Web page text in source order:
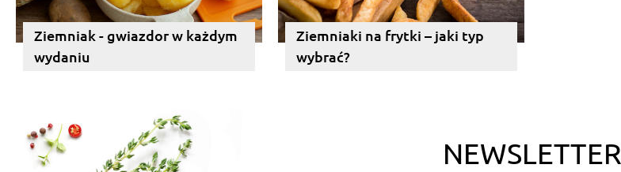
Ziemniak - gwiazdor w każdym
wydaniu
Ziemniaki na frytki – jaki typ
wybrać?
NEWSLETTER